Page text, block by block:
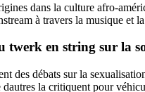
dans la culture afro-
à travers la musique et
twerk en string sur la
des débats sur la
la critiquent pour